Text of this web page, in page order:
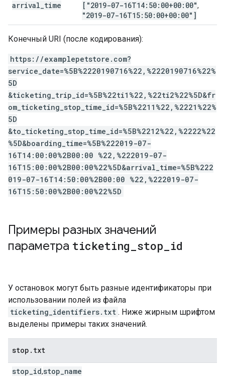
arrival time ["2019-07-16T14:50:00+00:00",
"2019-07-16T15:50:00+00:00"]
Конечный URI (после кодирования):
https://examplepetstore.com?
service_date=%5B%2220190716%22,%2220190716%22%
5D
&ticketing_trip_id=%5B%22ti1%22,%22ti2%22%5D&fr
om_ticketing_stop_time_id=%5B%2211%22,%2221%22%
5D
&to_ticketing_stop_time_id=%5B%2212%22,%2222%22
%5D&boarding_time=%5B%222019-07-
16T14:00:00%2B00:00 %22,%222019-07-
16T15:00:00%2B00:00%22%5D&arrival_time=%5B%222
019-07-16T14:50:00%2B00:00 %22,%222019-07-
16T15:50:00%2B00:00%22%5D
Примеры разных значений
параметра ticketing stop id
У остановок могут быть разные идентификаторы при
использовании полей из файла
ticketing_identifiers.txt . Ниже жирным шрифтом
выделены примеры таких значений.
stop . txt
stop_id,stop_name